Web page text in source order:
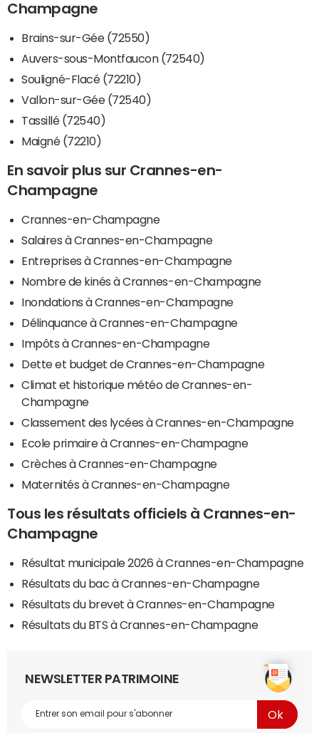
Champagne
Brains-sur-Gée (72550)
Auvers-sous-Montfaucon (72540)
Souligné-Flacé (72210)
Vallon-sur-Gée (72540)
Tassillé (72540)
Maigné (72210)
En savoir plus sur Crannes-en-
Champagne
Crannes-en-Champagne
Salaires à Crannes-en-Champagne
Entreprises à Crannes-en-Champagne
Nombre de kinés à Crannes-en-Champagne
Inondations à Crannes-en-Champagne
Délinquance à Crannes-en-Champagne
Impôts à Crannes-en-Champagne
Dette et budget de Crannes-en-Champagne
Climat et historique météo de Crannes-en-
Champagne
Classement des lycées à Crannes-en-Champagne
Ecole primaire à Crannes-en-Champagne
Crèches à Crannes-en-Champagne
Maternités à Crannes-en-Champagne
Tous les résultats officiels à Crannes-en-
Champagne
Résultat municipale 2026 à Crannes-en-Champagne
Résultats du bac à Crannes-en-Champagne
Résultats du brevet à Crannes-en-Champagne
Résultats du BTS à Crannes-en-Champagne
NEWSLETTER PATRIMOINE